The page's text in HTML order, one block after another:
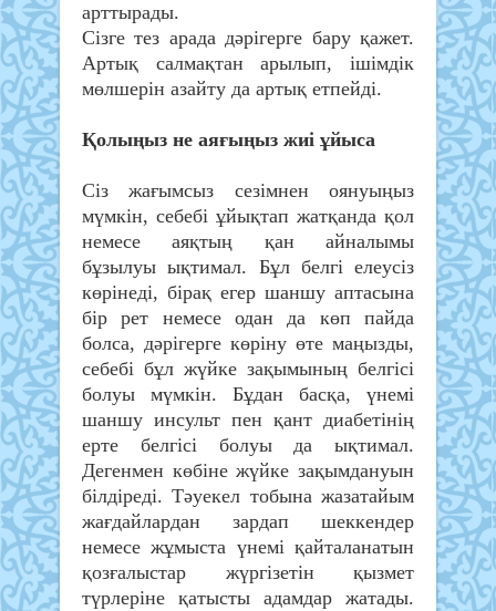
арттырады.
Сізге тез арада дәрігерге бару қажет.
Артық салмақтан арылып, ішімдік
мөлшерін азайту да артық етпейді.
Қолыңыз не аяғыңыз жиі ұйыса
Сіз жағымсыз сезімнен оянуыңыз
мүмкін, себебі ұйықтап жатқанда қол
немесе аяқтың қан айналымы
бұзылуы ықтимал. Бұл белгі елеусіз
көрінеді, бірақ егер шаншу аптасына
бір рет немесе одан да көп пайда
болса, дәрігерге көріну өте маңызды,
себебі бұл жүйке зақымының белгісі
болуы мүмкін. Бұдан басқа, үнемі
шаншу инсульт пен қант диабетінің
ерте белгісі болуы да ықтимал.
Дегенмен көбіне жүйке зақымдануын
білдіреді. Тәуекел тобына жазатайым
жағдайлардан зардап шеккендер
немесе жұмыста үнемі қайталанатын
қозғалыстар жүргізетін қызмет
түрлеріне қатысты адамдар жатады.